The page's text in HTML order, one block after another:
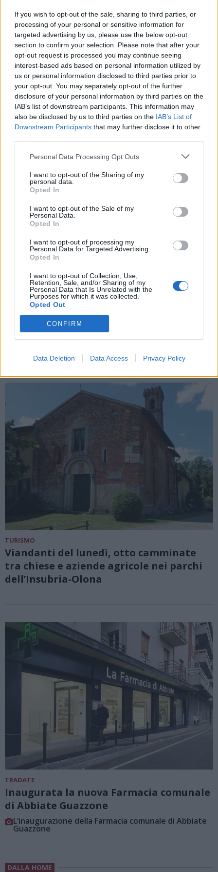
If you wish to opt-out of the sale, sharing to third parties, or
processing of your personal or sensitive information for
targeted advertising by us, please use the below opt-out
section to confirm your selection. Please note that after your
opt-out request is processed you may continue seeing
interest-based ads based on personal information utilized by
us or personal information disclosed to third parties prior to
your opt-out. You may separately opt-out of the further
disclosure of your personal information by third parties on the
IAB’s list of downstream participants. This information may
also be disclosed by us to third parties on the IAB’s List of
Downstream Participants that may further disclose it to other
Personal Data Processing Opt Outs
I want to opt-out of the Sharing of my
personal data.
Opted In
I want to opt-out of the Sale of my
Personal Data.
Opted In
I want to opt-out of processing my
Personal Data for Targeted Advertising.
Opted In
I want to opt-out of Collection, Use,
Retention, Sale, and/or Sharing of my
Personal Data that Is Unrelated with the
Purposes for which it was collected.
Opted Out
CONFIRM
Data Deletion Data Access Privacy Policy
ABBIATE GUAZZONE
Don Giuseppe Noli nel ricordo di Abbiate,
segui l’incontro in diretta
ABBIATE GUAZZONE
L’Orchestra Filarmonica Europea torna
alle origini: concerto ad Abbiate
Guazzone dedicato a Pergolesi
TURISMO
Viandanti del lunedì, otto camminate
tra chiese e aziende agricole nei parchi
dell’Insubria-Olona
TRADATE
Inaugurata la nuova Farmacia comunale
di Abbiate Guazzone
L’inaugurazione della Farmacia comunale di Abbiate
Guazzone
DALLA HOME